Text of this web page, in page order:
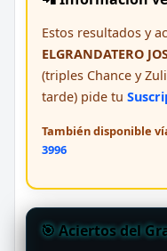
Estos resultados y
ELGRANDATERO
(triples Chance y
tarde) pide tu
También disponible
3996
🎯 Aciertos del